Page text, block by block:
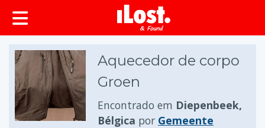
conteúdo principal
Aquecedor de corpo
Groen
Encontrado em Diepenbeek,
Bélgica por Gemeente